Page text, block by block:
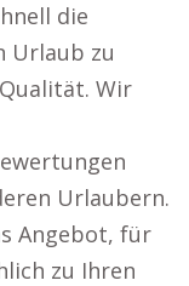
die
Urlaub zu
Wir
Urlaubern.
Angebot, für
zu Ihren